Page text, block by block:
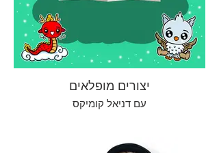
יצורים מופלאים
עם דניאל קומיקס